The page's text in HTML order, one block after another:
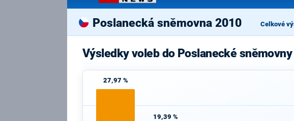
Pořady
Poslanecká sněmovna 2010 Celkové
Výsledky voleb do Poslanecké
27,97 %
19,39 %